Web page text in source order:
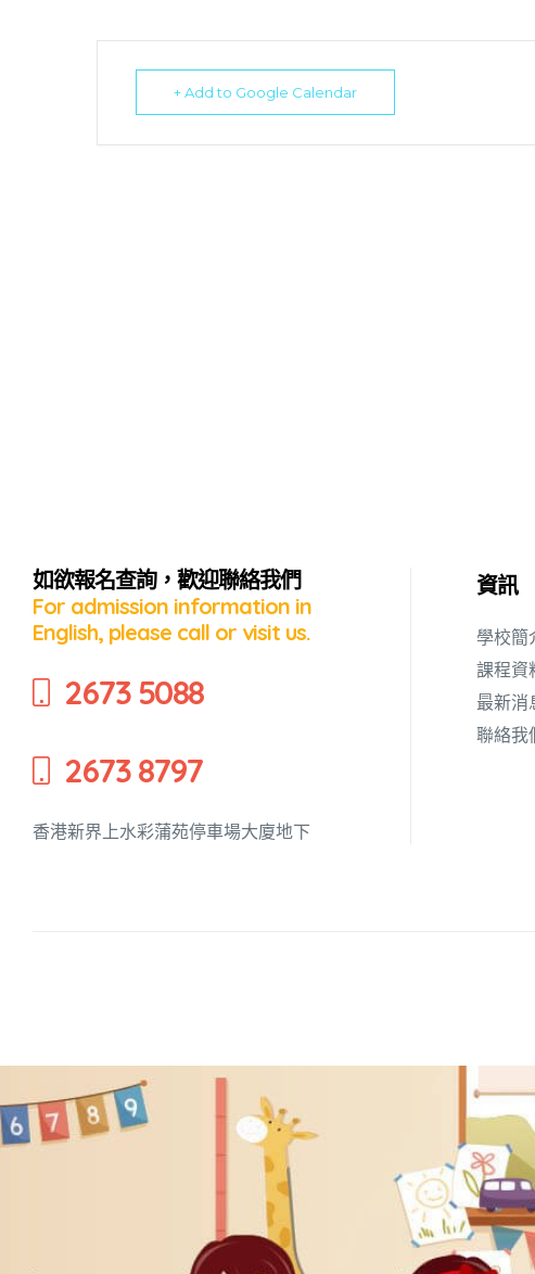
+ Add to Google Calendar
如欲報名查詢，歡迎聯絡我們
For admission information in
English, please call or visit us.
2673 5088
2673 8797
香港新界上水彩蒲苑停車場大廈地下
資訊
學校簡
課程資
最新消
聯絡我
語」
養幼兒